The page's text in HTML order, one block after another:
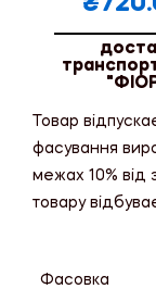
Товар
фасування
межах 10% від
товару
Фасовка